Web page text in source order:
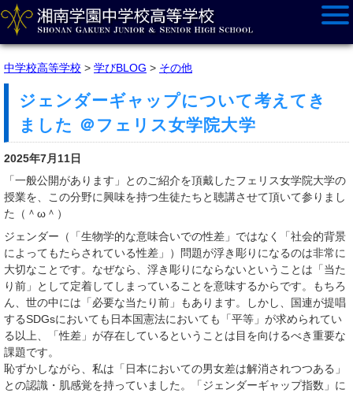
中学校高等学校 > 学びBLOG > その他
ジェンダーギャップについて考えてき
ました ＠フェリス女学院大学
2025年7月11日
「一般公開があります」とのご紹介を頂戴したフェリス女学院大学の
授業を、この分野に興味を持つ生徒たちと聴講させて頂いて参りまし
た（＾ω＾）
ジェンダー（「生物学的な意味合いでの性差」ではなく「社会的背景
によってもたらされている性差」）問題が浮き彫りになるのは非常に
大切なことです。なぜなら、浮き彫りにならないということは「当た
り前」として定着してしまっていることを意味するからです。もちろ
ん、世の中には「必要な当たり前」もあります。しかし、国連が提唱
するSDGsにおいても日本国憲法においても「平等」が求められてい
る以上、「性差」が存在しているということは目を向けるべき重要な
課題です。
恥ずかしながら、私は「日本においての男女差は解消されつつある」
との認識・肌感覚を持っていました。「ジェンダーギャップ指数」に